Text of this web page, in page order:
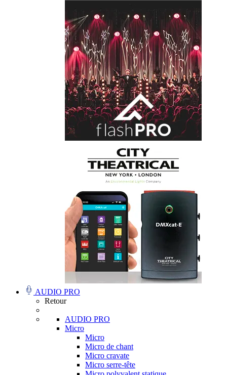
AUDIO PRO
Retour
AUDIO PRO
Micro
Micro
Micro de chant
Micro cravate
Micro serre-tête